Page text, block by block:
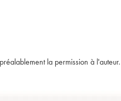
la permission à l'auteur.